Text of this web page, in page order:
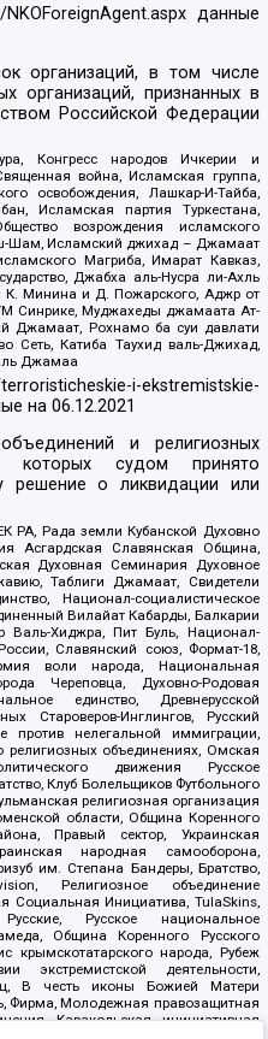
данные
организаций, в том числе
организаций, признанных в
Российской Федерации
Конгресс народов Ичкерии и
война, Исламская группа,
освобождения, Лашкар-И-Тайба,
Исламская партия Туркестана,
возрождения исламского
Шам, Исламский джихад – Джамаат
Магриба, Имарат Кавказ,
Джабха аль-Нусра ли-Ахль
Минина и Д. Пожарского, Аджр от
Синрике, Муджахеды джамаата Ат-
Джамаат, Рохнамо ба суи давлати
Сеть, Катиба Таухид валь-Джихад,
Джамаа
i-ekstremistskie-
на06.12.2021
и религиозных
которых судом принято
решение о ликвидации или
РА, Рада земли Кубанской Духовно
Асгардская Славянская Община,
Духовная Семинария Духовное
Таблиги Джамаат, Свидетели
Национал-социалистическое
Вилайат Кабарды, Балкарии
Валь-Хиджра, Пит Буль, Национал-
Славянский союз, Формат-18,
воли народа, Национальная
Череповца, Духовно-Родовая
единство, Древнерусской
Староверов-Инглингов, Русский
против нелегальной иммиграции,
религиозных объединениях, Омская
движения Русское
Клуб Болельщиков Футбольного
религиозная организация
области, Община Коренного
Правый сектор, Украинская
народная самооборона,
им. Степана Бандеры, Братство,
Религиозное объединение
Социальная Инициатива, TulaSkins,
Русское национальное
Община Коренного Русского
крымскотатарского народа, Рубеж
экстремистской деятельности,
В честь иконы Божией Матери
Фирма, Молодежная правозащитная
Каракольская инициативная